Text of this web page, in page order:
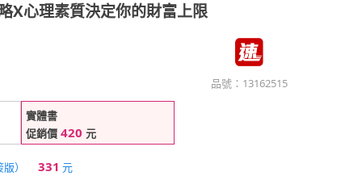
X心理素質決定你的財富上限
品號： 13162515
實體書
促銷價 420 元
） 331 元